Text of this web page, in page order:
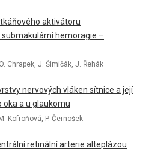
aktivátoru
hemoragie –
Chrapek, J. Šimičák, J. Řehák
nervových vláken sítnice a její
oka a u glaukomu
Kofroňová, P. Černošek
retinální arterie alteplázou